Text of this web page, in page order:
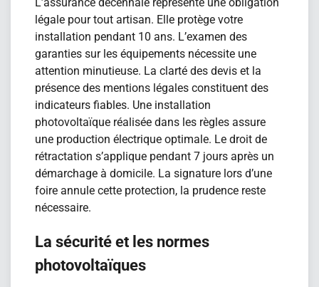
L’assurance décennale représente une obligation
légale pour tout artisan. Elle protège votre
installation pendant 10 ans. L’examen des
garanties sur les équipements nécessite une
attention minutieuse. La clarté des devis et la
présence des mentions légales constituent des
indicateurs fiables. Une installation
photovoltaïque réalisée dans les règles assure
une production électrique optimale. Le droit de
rétractation s’applique pendant 7 jours après un
démarchage à domicile. La signature lors d’une
foire annule cette protection, la prudence reste
nécessaire.
La sécurité et les normes
photovoltaïques